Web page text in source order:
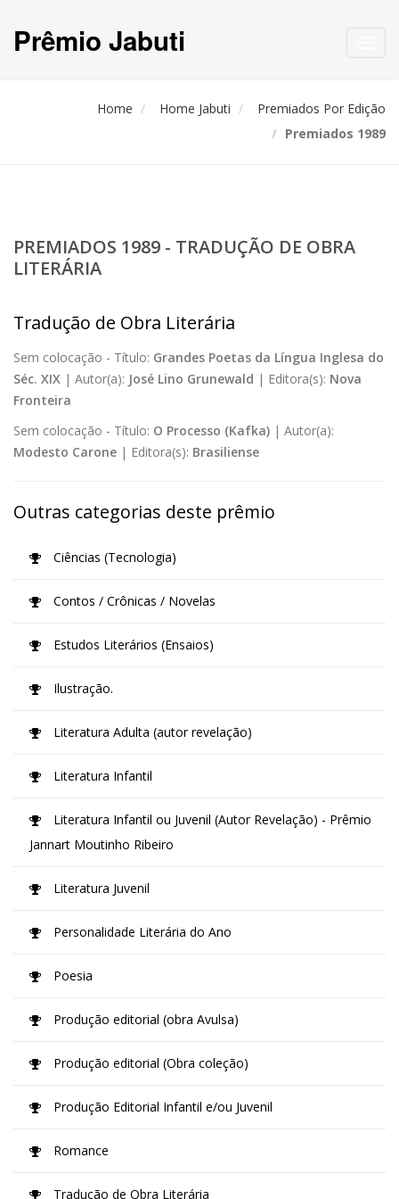
Prêmio Jabuti
Home Home Jabuti
Premiados Por Edição
Premiados 1989
PREMIADOS 1989 - TRADUÇÃO DE OBRA
LITERÁRIA
Tradução de Obra Literária
Sem colocação - Título: Grandes Poetas da Língua Inglesa do
Séc. XIX | Autor(a): José Lino Grunewald | Editora(s): Nova
Fronteira
Sem colocação - Título: O Processo (Kafka) | Autor(a):
Modesto Carone | Editora(s): Brasiliense
Outras categorias deste prêmio
Ciências (Tecnologia)
Contos / Crônicas / Novelas
Estudos Literários (Ensaios)
Ilustração.
Literatura Adulta (autor revelação)
Literatura Infantil
Literatura Infantil ou Juvenil (Autor Revelação) - Prêmio
Jannart Moutinho Ribeiro
Literatura Juvenil
Personalidade Literária do Ano
Poesia
Produção editorial (obra Avulsa)
Produção editorial (Obra coleção)
Produção Editorial Infantil e/ou Juvenil
Romance
Tradução de Obra Literária